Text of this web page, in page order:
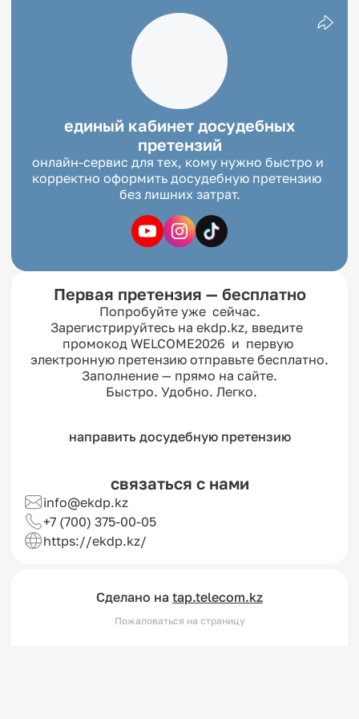
единый кабинет досудебных
претензий
онлайн-сервис для тех, кому нужно быстро и
корректно оформить досудебную претензию
без лишних затрат.
Первая претензия — бесплатно
Попробуйте уже  сейчас.
Зарегистрируйтесь на ekdp.kz, введите
промокод WELCOME2026  и  первую
электронную претензию отправьте бесплатно.
Заполнение — прямо на сайте.
Быстро. Удобно. Легко.
направить досудебную претензию
связаться с нами
info@ekdp.kz
+7 (700) 375-00-05
https://ekdp.kz/
Сделано на tap.telecom.kz
Пожаловаться на страницу